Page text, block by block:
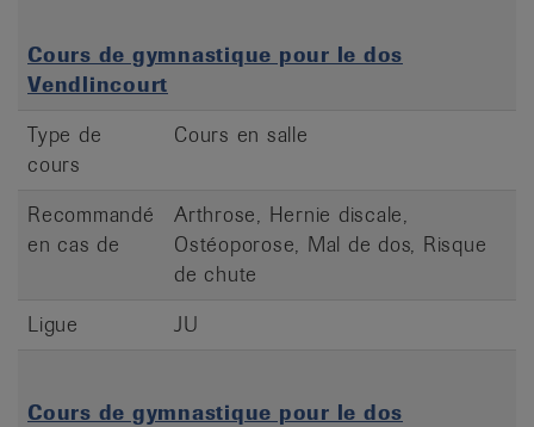
Cours de gymnastique pour le dos
Vendlincourt
Type de
cours
Cours en salle
Recommandé
en cas de
Arthrose, Hernie discale,
Ostéoporose, Mal de dos, Risque
de chute
Ligue
JU
Cours de gymnastique pour le dos